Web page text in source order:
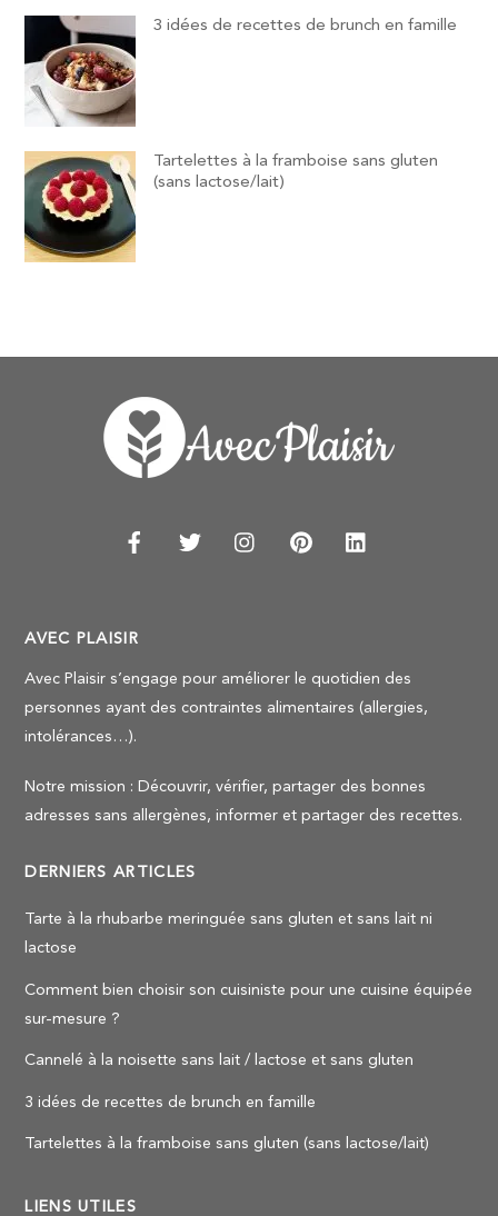
3 idées de recettes de brunch en famille
Tartelettes à la framboise sans gluten
(sans lactose/lait)
AVEC PLAISIR
Avec Plaisir s’engage pour améliorer le quotidien des
personnes ayant des contraintes alimentaires (allergies,
intolérances…).
Notre mission : Découvrir, vérifier, partager des bonnes
adresses sans allergènes, informer et partager des recettes.
DERNIERS ARTICLES
Tarte à la rhubarbe meringuée sans gluten et sans lait ni
lactose
Comment bien choisir son cuisiniste pour une cuisine équipée
sur-mesure ?
Cannelé à la noisette sans lait / lactose et sans gluten
3 idées de recettes de brunch en famille
Tartelettes à la framboise sans gluten (sans lactose/lait)
LIENS UTILES